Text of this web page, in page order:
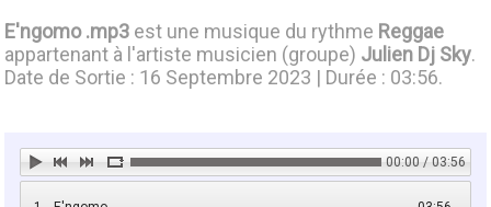
E'ngomo .mp3 est une musique du rythme Reggae
appartenant à l'artiste musicien (groupe) Julien Dj Sky.
Date de Sortie : 16 Septembre 2023 | Durée : 03:56.
00:00 / 03:56